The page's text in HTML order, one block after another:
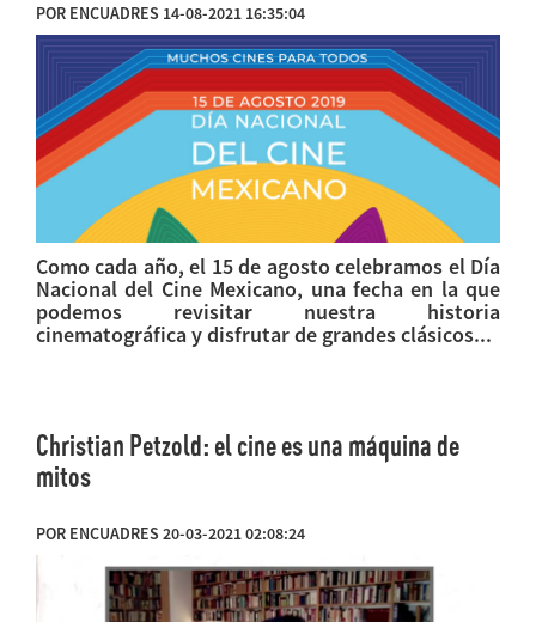
POR ENCUADRES 14-08-2021 16:35:04
Como cada año, el 15 de agosto celebramos el Día
Nacional del Cine Mexicano, una fecha en la que
podemos revisitar nuestra historia
cinematográfica y disfrutar de grandes clásicos...
Christian Petzold: el cine es una máquina de
mitos
POR ENCUADRES 20-03-2021 02:08:24